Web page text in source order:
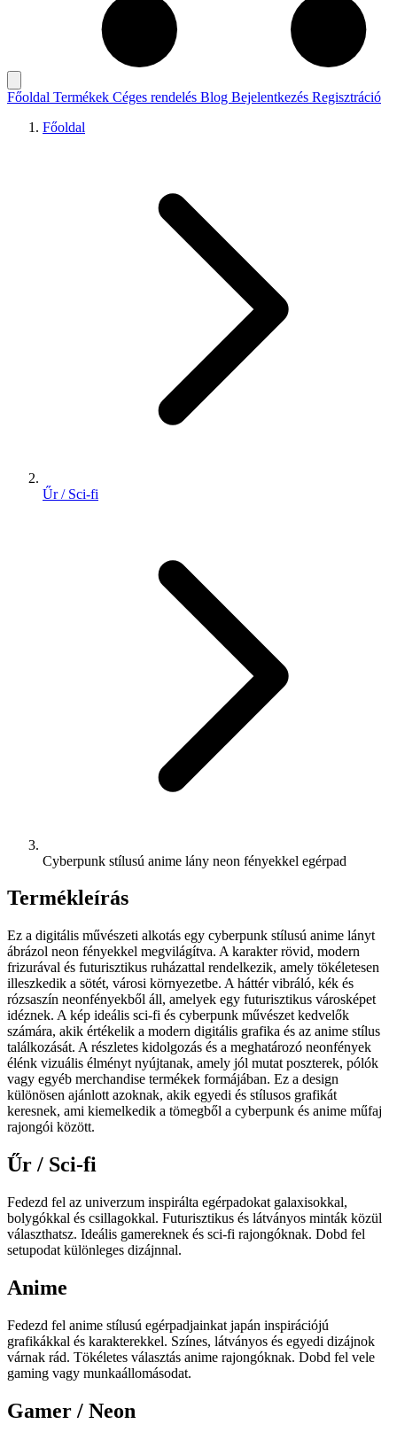
Főoldal Termékek Céges rendelés Blog Bejelentkezés Regisztráció
Főoldal
Űr / Sci-fi
Cyberpunk stílusú anime lány neon fényekkel egérpad
Termékleírás
Ez a digitális művészeti alkotás egy cyberpunk stílusú anime lányt
ábrázol neon fényekkel megvilágítva. A karakter rövid, modern
frizurával és futurisztikus ruházattal rendelkezik, amely tökéletesen
illeszkedik a sötét, városi környezetbe. A háttér vibráló, kék és
rózsaszín neonfényekből áll, amelyek egy futurisztikus városképet
idéznek. A kép ideális sci-fi és cyberpunk művészet kedvelők
számára, akik értékelik a modern digitális grafika és az anime stílus
találkozását. A részletes kidolgozás és a meghatározó neonfények
élénk vizuális élményt nyújtanak, amely jól mutat poszterek, pólók
vagy egyéb merchandise termékek formájában. Ez a design
különösen ajánlott azoknak, akik egyedi és stílusos grafikát
keresnek, ami kiemelkedik a tömegből a cyberpunk és anime műfaj
rajongói között.
Űr / Sci-fi
Fedezd fel az univerzum inspirálta egérpadokat galaxisokkal,
bolygókkal és csillagokkal. Futurisztikus és látványos minták közül
választhatsz. Ideális gamereknek és sci-fi rajongóknak. Dobd fel
setupodat különleges dizájnnal.
Anime
Fedezd fel anime stílusú egérpadjainkat japán inspirációjú
grafikákkal és karakterekkel. Színes, látványos és egyedi dizájnok
várnak rád. Tökéletes választás anime rajongóknak. Dobd fel vele
gaming vagy munkaállomásodat.
Gamer / Neon